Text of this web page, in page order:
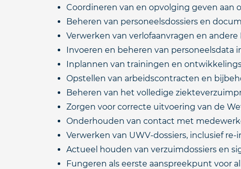
Coordineren van en opvolging geven aan
Beheren van personeelsdossiers en
Verwerken van verlofaanvragen en
Invoeren en beheren van personeelsdata
Inplannen van trainingen en
Opstellen van arbeidscontracten en
Beheren van het volledige
Zorgen voor correcte uitvoering van de
Onderhouden van contact met
Verwerken van UWV-dossiers, inclusief
Actueel houden van verzuimdossiers en
Fungeren als eerste aanspreekpunt voor